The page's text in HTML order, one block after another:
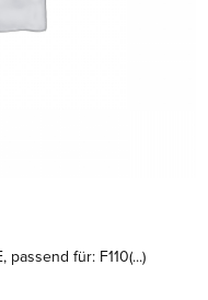
für: F110(...)